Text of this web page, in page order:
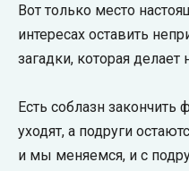
Вот только место
интересах оставить
загадки, которая
Есть соблазн
уходят, а подруги
и мы меняемся, и с